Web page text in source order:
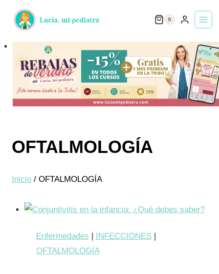
0
OFTALMOLOGÍA
Inicio / OFTALMOLOGÍA
Enfermedades | INFECCIONES|
OFTALMOLOGÍA